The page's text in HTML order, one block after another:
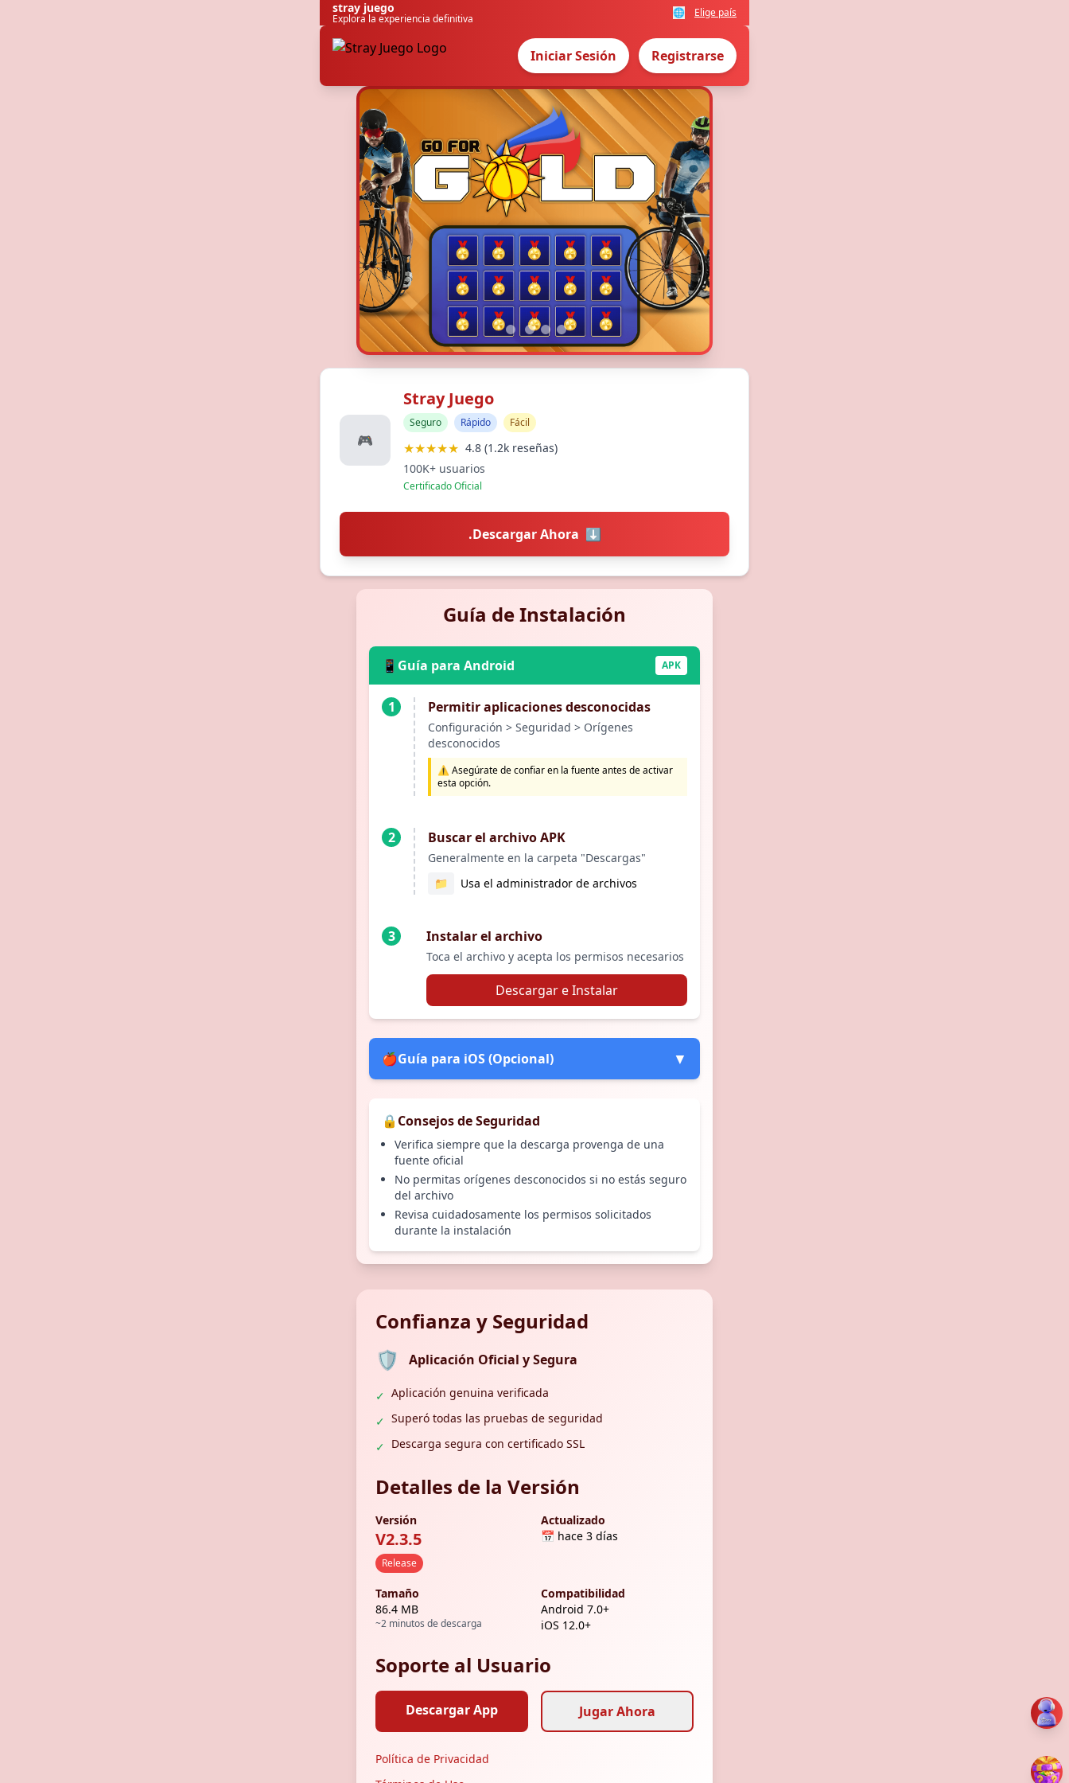
stray juego
Explora la experiencia definitiva 🌐 Elige país
Iniciar Sesión Registrarse
🎮
Stray Juego
Seguro Rápido Fácil
★★★★★ 4.8 (1.2k reseñas)
100K+ usuarios
Certificado Oficial
.Descargar Ahora ⬇️
Guía de Instalación
📱 Guía para Android APK
1 Permitir aplicaciones desconocidas
Configuración > Seguridad > Orígenes
desconocidos
⚠️ Asegúrate de confiar en la fuente antes de activar
esta opción.
2 Buscar el archivo APK
Generalmente en la carpeta "Descargas"
📁
Usa el administrador de archivos
3 Instalar el archivo
Toca el archivo y acepta los permisos necesarios
Descargar e Instalar
🍎Guía para iOS (Opcional) ▼
🔒 Consejos de Seguridad
Verifica siempre que la descarga provenga de una
fuente oficial
No permitas orígenes desconocidos si no estás seguro
del archivo
Revisa cuidadosamente los permisos solicitados
durante la instalación
Confianza y Seguridad
🛡️
Aplicación Oficial y Segura
✓ Aplicación genuina verificada
✓ Superó todas las pruebas de seguridad
✓ Descarga segura con certificado SSL
Detalles de la Versión
Versión
V2.3.5
Release
Actualizado
📅 hace 3 días
Tamaño
86.4 MB
~2 minutos de descarga
Compatibilidad
Android 7.0+
iOS 12.0+
Soporte al Usuario
Descargar App Jugar Ahora
Política de Privacidad